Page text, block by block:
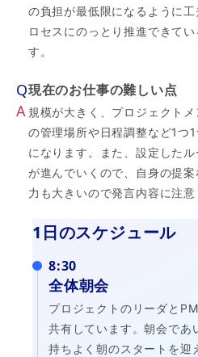
の負担が最低限になるように
ロセスにのっとり推進できて
す。
Q現在のお仕事の難しい点
A 規模が大きく、プロジェクト
の管理場所や日程調整など1つ
になります。また、設定した
が進んでいくので、自身の提
力も大きいので発言内容に注意
1日のスケジュール
8:30
全体朝会
プロジェクトのリーダと
共有しています。朝会であ
持ちよく朝のスタートを迎